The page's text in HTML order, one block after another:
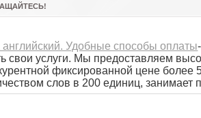
Удобные способы оплаты
свои услуги. Мы предоставляем
фиксированной цене более
слов в 200 единиц, занимает